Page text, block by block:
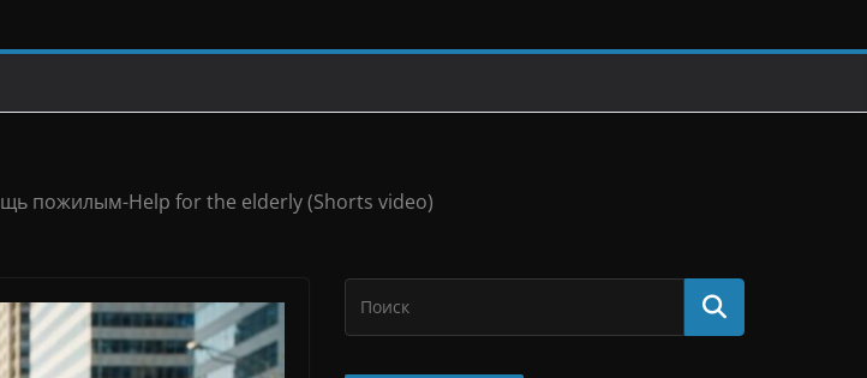
пожилым-Help for the elderly (Shorts video)